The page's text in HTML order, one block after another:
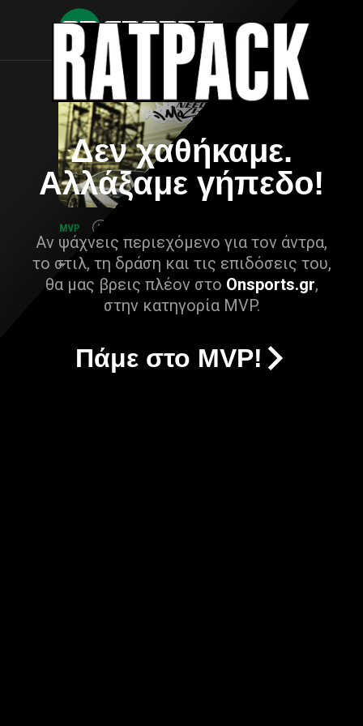
Δεν χαθήκαμε.
Αλλάξαμε γήπεδο!
Αν ψάχνεις περιεχόμενο για τον άντρα,
το στιλ, τη δράση και τις επιδόσεις του,
θα μας βρεις πλέον στο Onsports.gr,
στην κατηγορία MVP.
Πάμε στο MVP!